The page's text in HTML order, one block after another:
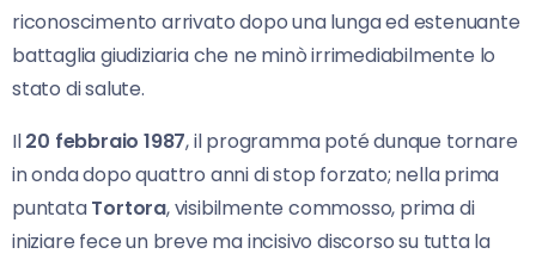
riconoscimento arrivato dopo una lunga ed estenuante
battaglia giudiziaria che ne minò irrimediabilmente lo
stato di salute.
Il20 febbraio 1987, il programma poté dunque tornare
in onda dopo quattro anni di stop forzato; nella prima
puntataTortora, visibilmente commosso, prima di
iniziare fece un breve ma incisivo discorso su tutta la